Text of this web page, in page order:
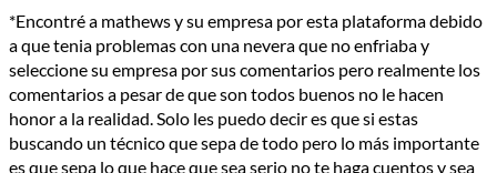
*Encontré a mathews y su empresa por esta plataforma debido
a que tenia problemas con una nevera que no enfriaba y
seleccione su empresa por sus comentarios pero realmente los
comentarios a pesar de que son todos buenos no le hacen
honor a la realidad. Solo les puedo decir es que si estas
buscando un técnico que sepa de todo pero lo más importante
es que sepa lo que hace que sea serio no te haga cuentos y sea